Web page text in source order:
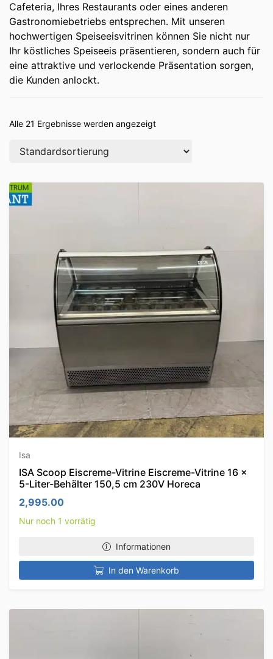
Cafeteria, Ihres Restaurants oder eines anderen
Gastronomiebetriebs entsprechen. Mit unseren
hochwertigen Speiseeisvitrinen können Sie nicht nur
Ihr köstliches Speiseeis präsentieren, sondern auch für
eine attraktive und verlockende Präsentation sorgen,
die Kunden anlockt.
Alle 21 Ergebnisse werden angezeigt
Isa
ISA Scoop Eiscreme-Vitrine Eiscreme-Vitrine 16 x
5-Liter-Behälter 150,5 cm 230V Horeca
2,995.00
Nur noch 1 vorrätig
Informationen
In den Warenkorb